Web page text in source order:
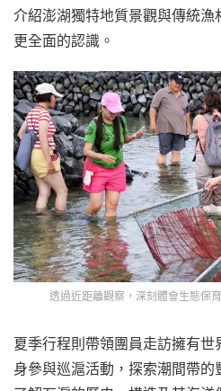
介紹澎湖獨特地質景觀與傳統
更全面的認識。
透過近距離觀察，深刻體會生態保
夏季行程則帶領團員走訪擁有
身參與巡滬活動，探索潮間帶